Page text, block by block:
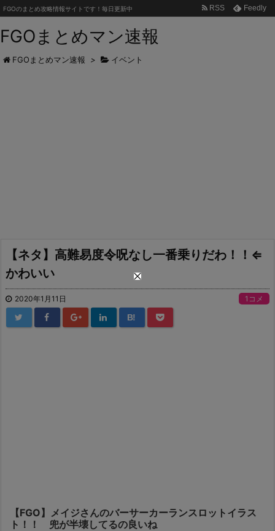
FGOまとめマン速報
FGOのまとめ攻略情報サイトです！毎日更新中 RSS Feedly
FGOまとめマン速報 > イベント
【ネタ】高難易度令呪なし一番乗りだわ！！⇐
かわいい
2020年1月11日 1コメ
B!
【FGO】メイジさんのバーサーカーランスロットイラス
ト！！ 兜が半壊してるの良いね